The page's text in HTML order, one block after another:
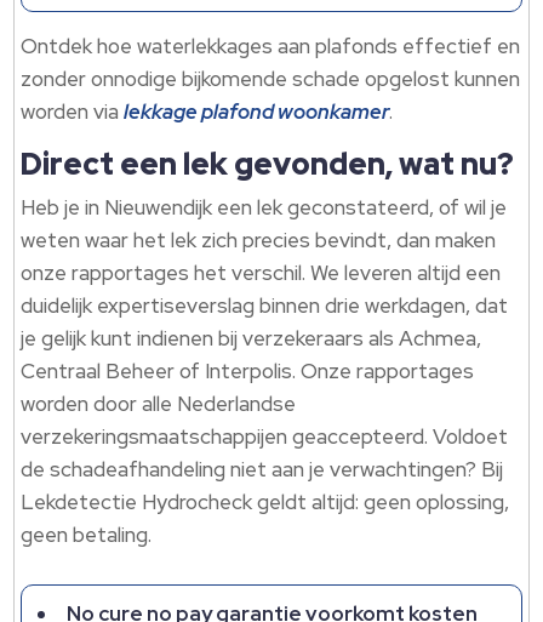
Ontdek hoe waterlekkages aan plafonds effectief en
zonder onnodige bijkomende schade opgelost kunnen
worden vialekkage plafond woonkamer.​
Direct een lek gevonden, wat nu?
Heb je in Nieuwendijk een lek geconstateerd, of wil je
weten waar het lek zich precies bevindt, dan maken
onze rapportages het verschil.​ We leveren altijd een
duidelijk expertiseverslag binnen drie werkdagen, dat
je gelijk kunt indienen bij verzekeraars als Achmea,
Centraal Beheer of Interpolis.​ Onze rapportages
worden door alle Nederlandse
verzekeringsmaatschappijen geaccepteerd.​ Voldoet
de schadeafhandeling niet aan je verwachtingen? Bij
Lekdetectie Hydrocheck geldt altijd: geen oplossing,
geen betaling.​
No cure no pay garantie voorkomt kosten